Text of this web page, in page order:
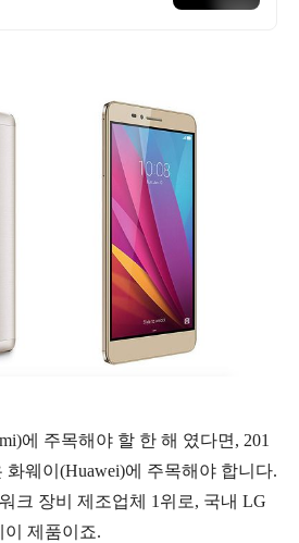
에 주목해야 할 한 해 였다면, 201
화웨이(Huawei)에 주목해야 합니다.
크 장비 제조업체 1위로, 국내 LG
제품이죠.